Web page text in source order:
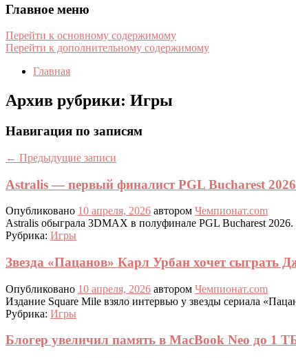
Главное меню
Перейти к основному содержимому
Перейти к дополнительному содержимому
Главная
Архив рубрики: Игры
Навигация по записям
← Предыдущие записи
Astralis — первый финалист PGL Bucharest
Опубликовано 10 апреля, 2026 автором Чемпионат.com
Astralis обыграла 3DMAX в полуфинале PGL Bucharest
Рубрика: Игры
Звезда «Пацанов» Карл Урбан хочет сыграть
Опубликовано 10 апреля, 2026 автором Чемпионат.com
Издание Square Mile взяло интервью у звезды сериала
Рубрика: Игры
Блогер увеличил память в MacBook Neo до 1